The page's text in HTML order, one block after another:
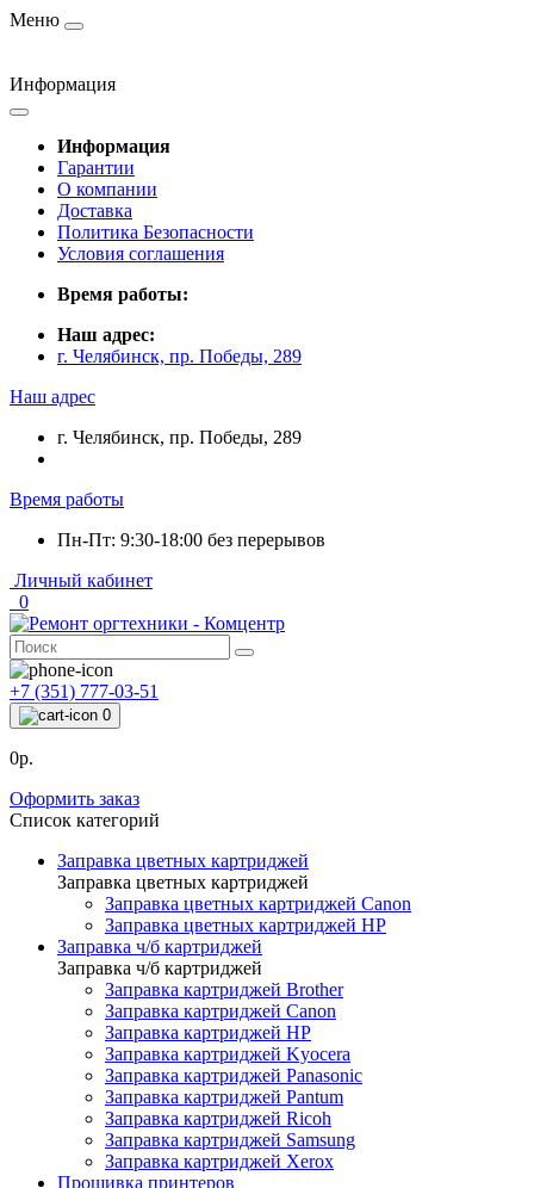
Меню
Информация
Информация
Гарантии
О компании
Доставка
Политика Безопасности
Условия соглашения
Время работы:
Наш адрес:
г. Челябинск, пр. Победы, 289
Наш адрес
г. Челябинск, пр. Победы, 289
Время работы
Пн-Пт: 9:30-18:00 без перерывов
Личный кабинет
0
+7 (351) 777-03-51
0
0р.
Оформить заказ
Список категорий
Заправка цветных картриджей
Заправка цветных картриджей
Заправка цветных картриджей Canon
Заправка цветных картриджей HP
Заправка ч/б картриджей
Заправка ч/б картриджей
Заправка картриджей Brother
Заправка картриджей Canon
Заправка картриджей HP
Заправка картриджей Kyocera
Заправка картриджей Panasonic
Заправка картриджей Pantum
Заправка картриджей Ricoh
Заправка картриджей Samsung
Заправка картриджей Xerox
Прошивка принтеров